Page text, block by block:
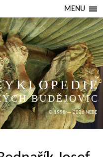
MENU
BUDĚJOVIC
© 1998 — 2026 NEBE